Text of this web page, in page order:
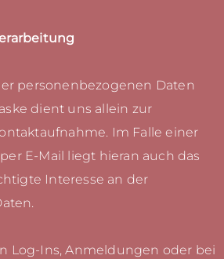
personenbezogenen Daten
dient uns allein zur
Im Falle einer
E-Mail liegt hieran auch das
Interesse an der
Log-Ins, Anmeldungen oder bei